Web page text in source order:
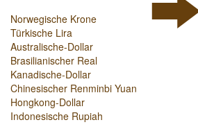
Norwegische Krone
Türkische Lira
Australische-Dollar
Brasilianischer Real
Kanadische-Dollar
Chinesischer Renminbi Yuan
Hongkong-Dollar
Indonesische Rupiah